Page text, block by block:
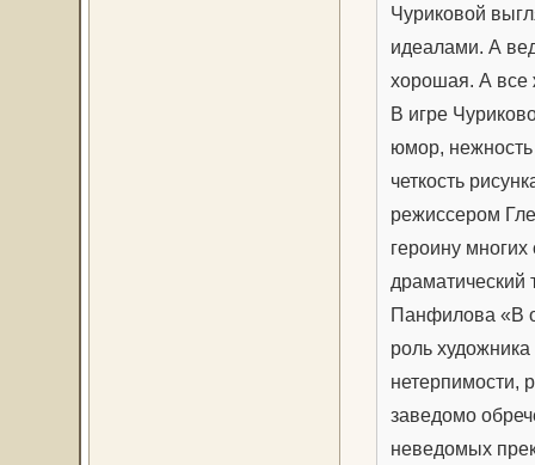
Чуриковой
идеалами. А
хорошая. А все
В игре
юмор, нежность
четкость
режиссером
героину
драматический
Панфилова «В
роль
нетерпимости,
заведомо
неведомых